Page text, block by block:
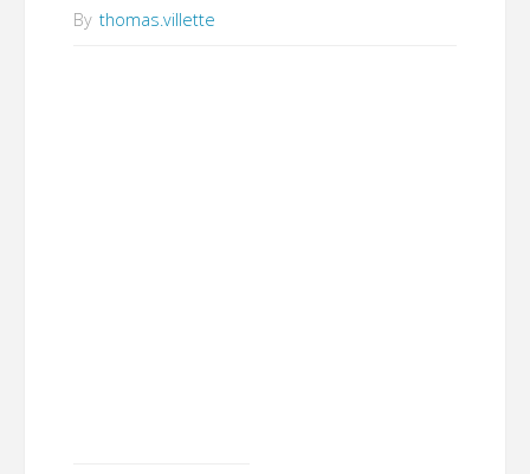
By thomas.villette